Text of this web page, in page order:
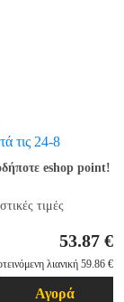
τις 24-8
eshop point!
τιμές
53.87 €
λιανική 59.86 €
Αγορά